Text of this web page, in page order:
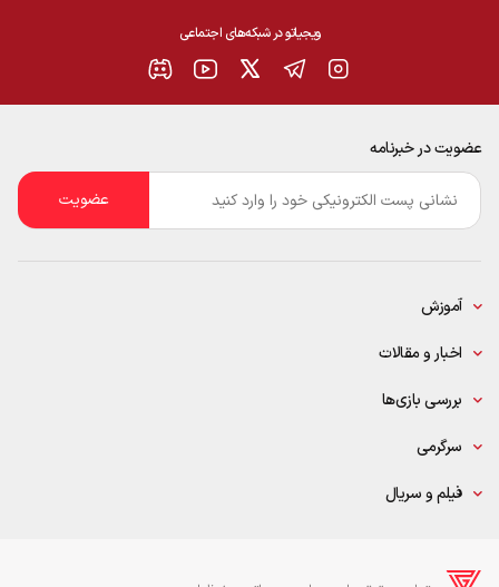
ویجیاتو در شبکه‌های اجتماعی
عضویت در خبرنامه
ایمیل
آموزش
اخبار و مقالات
بررسی بازی‌ها
سرگرمی
فیلم و سریال